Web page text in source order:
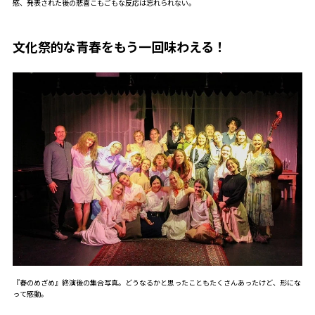
感、発表された後の悲喜こもごもな反応は忘れられない。
文化祭的な青春をもう一回味わえる！
『春のめざめ』終演後の集合写真。どうなるかと思ったこともたくさんあったけど、形にな
って感動。